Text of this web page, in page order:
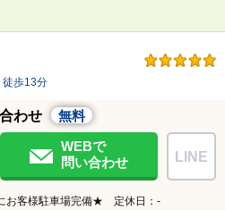
歩13分
わせ
無料
WEBで
問い合わせ
LINE
お客様駐車場完備★ 定休日：-